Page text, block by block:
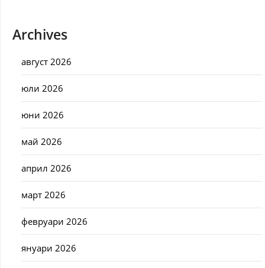
Archives
август 2026
юли 2026
юни 2026
май 2026
април 2026
март 2026
февруари 2026
януари 2026